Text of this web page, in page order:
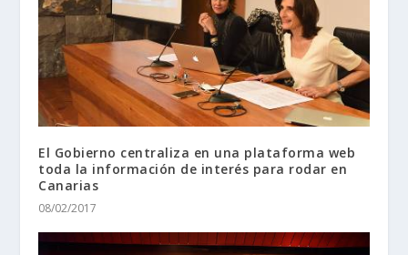
El Gobierno centraliza en una plataforma web
toda la información de interés para rodar en
Canarias
08/02/2017